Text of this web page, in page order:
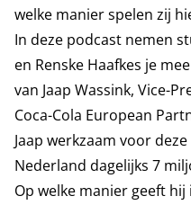
welke manier spelen zij
In deze podcast nemen
en Renske Haafkes je
van Jaap Wassink, Vice-
Coca-Cola European
Jaap werkzaam voor
Nederland dagelijks 7
Op welke manier geeft